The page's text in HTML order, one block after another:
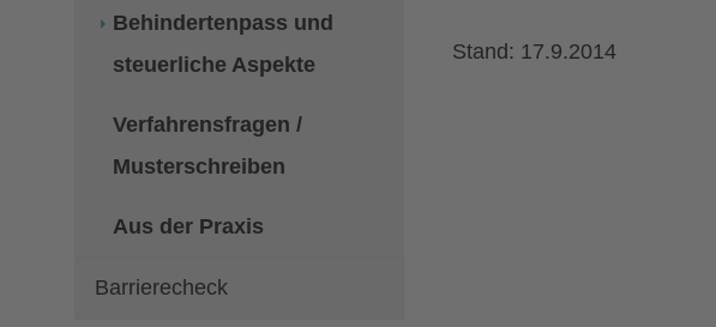
Behindertenpass und
steuerliche Aspekte
Verfahrensfragen /
Musterschreiben
Aus der Praxis
Barrierecheck
Stand: 17.9.2014